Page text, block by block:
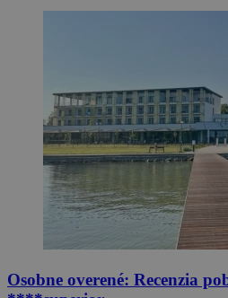
Osobne overené: Recenzia